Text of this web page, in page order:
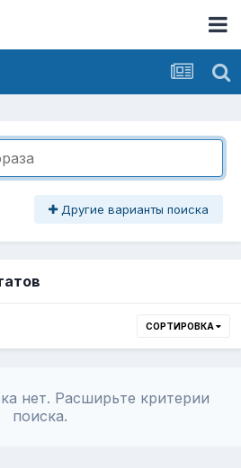
Другие варианты поиска
СОРТИРОВКА
нет. Расширьте критерии
поиска.